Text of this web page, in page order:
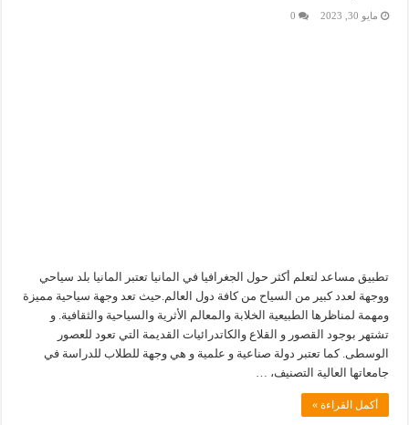
مايو 30, 2023 0
تطبيق مساعد لتعلم أكثر حول الجغرافيا في المانيا تعتبر المانيا بلد سياحي
ووجهة لعدد كبير من السياح من كافة دول العالم.حيث تعد وجهة سياحية مميزة
ومهمة لمناظرها الطبيعية الخلابة والمعالم الأثرية والسياحية والثقافية. و
تشتهر بوجود القصور و القلاع والكاتدرائيات القديمة التي تعود للعصور
الوسطى. كما تعتبر دولة صناعية و علمية و هي وجهة للطلاب للدراسة في
جامعاتها العالية التصنيف، …
أكمل القراءة »